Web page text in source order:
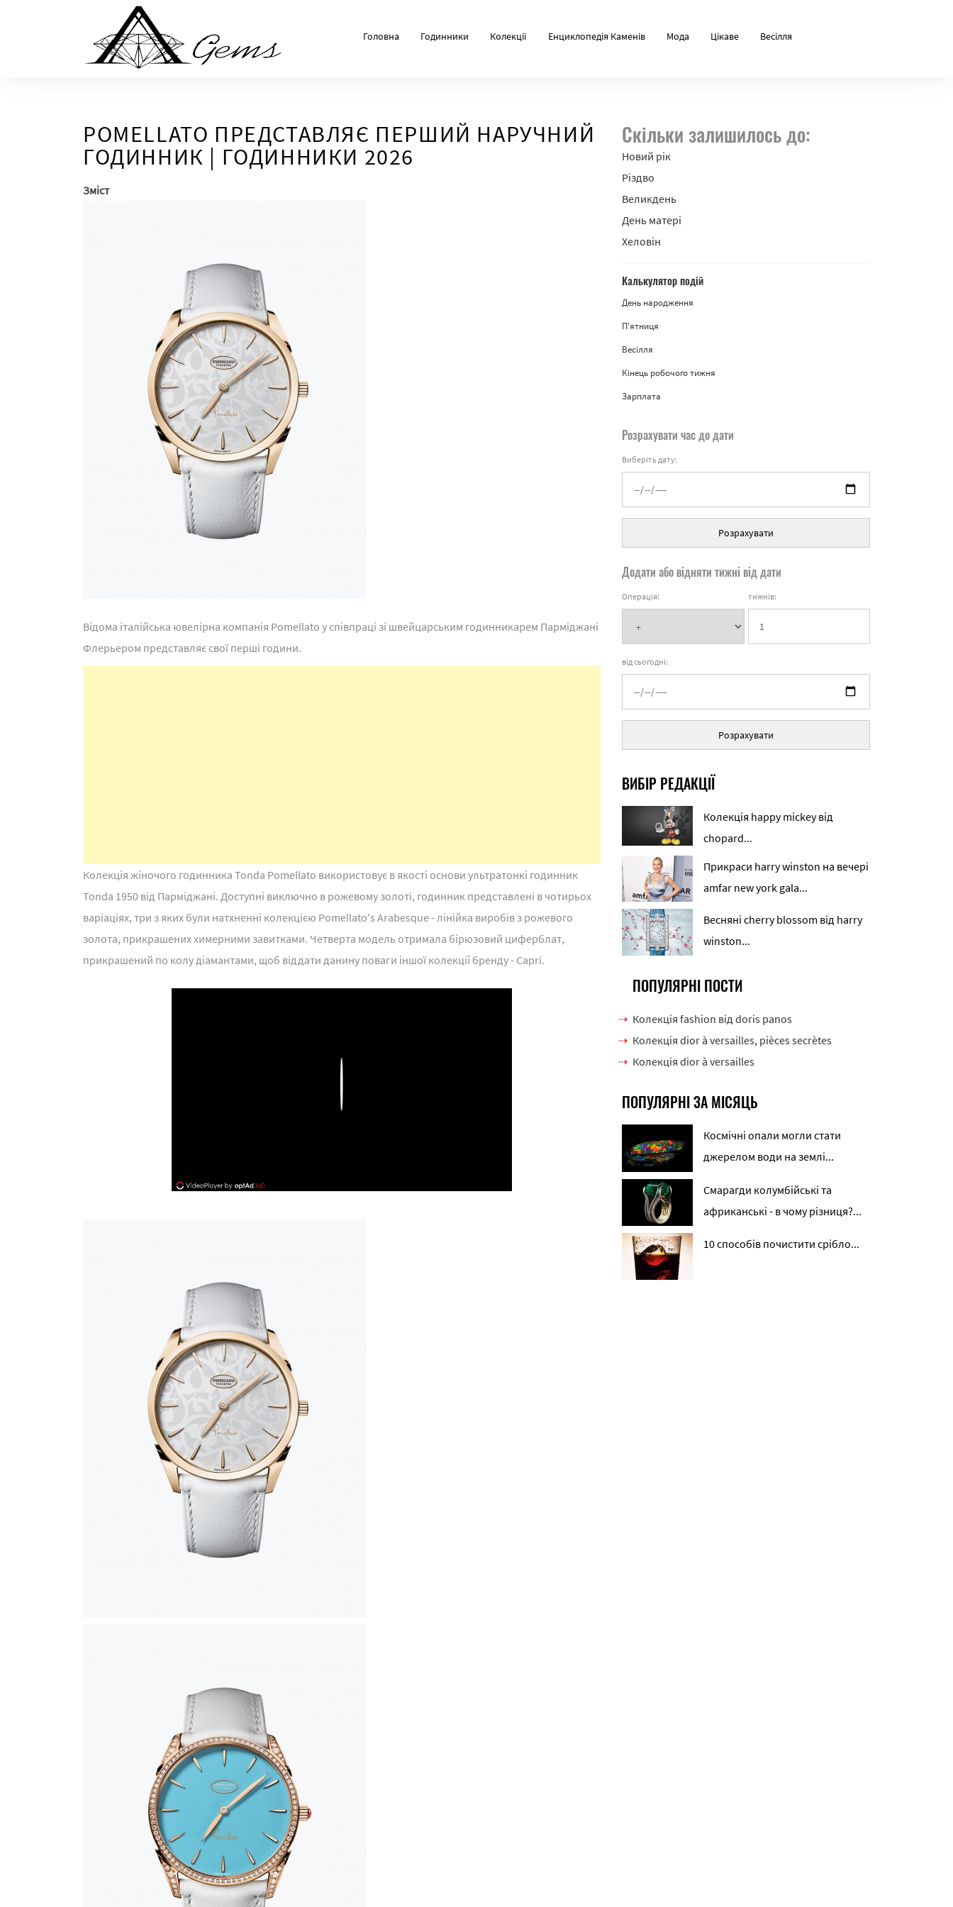
Головна Годинники Колекції Енциклопедія Каменів Мода Цікаве Весілля
POMELLATO ПРЕДСТАВЛЯЄ ПЕРШИЙ НАРУЧНИЙ
ГОДИННИК | ГОДИННИКИ 2026
Зміст
Відома італійська ювелірна компанія Pomellato у співпраці зі швейцарським годинникарем Парміджані
Флерьером представляє свої перші години.
Колекція жіночого годинника Tonda Pomellato використовує в якості основи ультратонкі годинник
Tonda 1950 від Парміджані. Доступні виключно в рожевому золоті, годинник представлені в чотирьох
варіаціях, три з яких були натхненні колекцією Pomellato's Arabesque - лінійка виробів з рожевого
золота, прикрашених химерними завитками. Четверта модель отримала бірюзовий циферблат,
прикрашений по колу діамантами, щоб віддати данину поваги іншої колекції бренду - Capri.
Скільки залишилось до:
Новий рік
Різдво
Великдень
День матері
Хеловін
Калькулятор подій
День народження
П'ятниця
Весілля
Кінець робочого тижня
Зарплата
Розрахувати час до дати
Виберіть дату:
Розрахувати
Додати або відняти тижні від дати
Операція: тижнів:
від сьогодні:
Розрахувати
ВИБІР РЕДАКЦІЇ
Колекція happy mickey від
chopard...
Прикраси harry winston на вечері
amfar new york gala...
Весняні cherry blossom від harry
winston...
ПОПУЛЯРНІ ПОСТИ
Колекція fashion від doris panos
Колекція dior à versailles, pièces secrètes
Колекція dior à versailles
ПОПУЛЯРНІ ЗА МІСЯЦЬ
Космічні опали могли стати
джерелом води на землі...
Смарагди колумбійські та
африканські - в чому різниця?...
10 способів почистити срібло...